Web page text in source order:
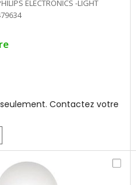
ELECTRONICS -LIGHT
Contactez votre